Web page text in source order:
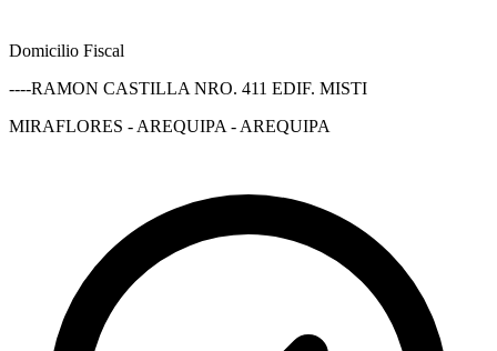
Domicilio Fiscal
----RAMON CASTILLA NRO. 411 EDIF. MISTI
MIRAFLORES - AREQUIPA - AREQUIPA